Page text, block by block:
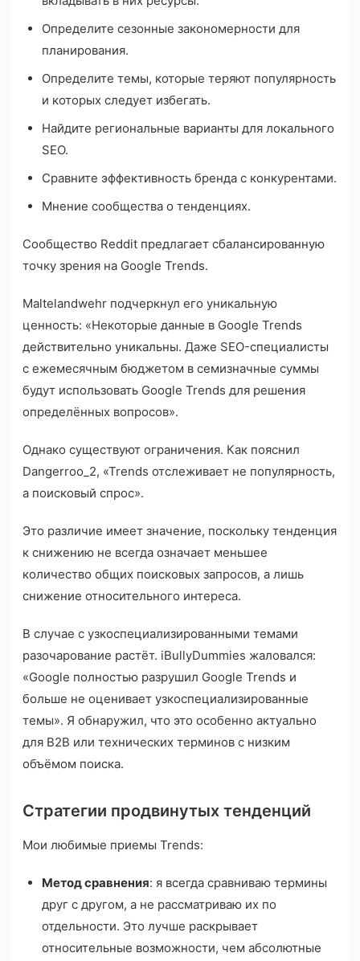
Определите сезонные закономерности для
планирования.
Определите темы, которые теряют популярность
и которых следует избегать.
Найдите региональные варианты для локального
SEO.
Сравните эффективность бренда с конкурентами.
Мнение сообщества о тенденциях.
Сообщество Reddit предлагает сбалансированную
точку зрения на Google Trends.
Maltelandwehr подчеркнул его уникальную
ценность: «Некоторые данные в Google Trends
действительно уникальны. Даже SEO-специалисты
с ежемесячным бюджетом в семизначные суммы
будут использовать Google Trends для решения
определённых вопросов».
Однако существуют ограничения. Как пояснил
Dangerroo_2, «Trends отслеживает не популярность,
а поисковый спрос».
Это различие имеет значение, поскольку тенденция
к снижению не всегда означает меньшее
количество общих поисковых запросов, а лишь
снижение относительного интереса.
В случае с узкоспециализированными темами
разочарование растёт. iBullyDummies жаловался:
«Google полностью разрушил Google Trends и
больше не оценивает узкоспециализированные
темы». Я обнаружил, что это особенно актуально
для B2B или технических терминов с низким
объёмом поиска.
Стратегии продвинутых тенденций
Мои любимые приемы Trends:
Метод сравнения: я всегда сравниваю термины
друг с другом, а не рассматриваю их по
отдельности. Это лучше раскрывает
относительные возможности, чем абсолютные